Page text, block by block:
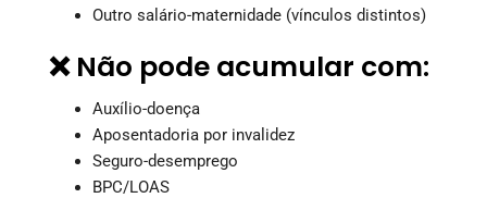
Outro salário-maternidade (vínculos distintos)
❌ Não pode acumular com:
Auxílio-doença
Aposentadoria por invalidez
Seguro-desemprego
BPC/LOAS